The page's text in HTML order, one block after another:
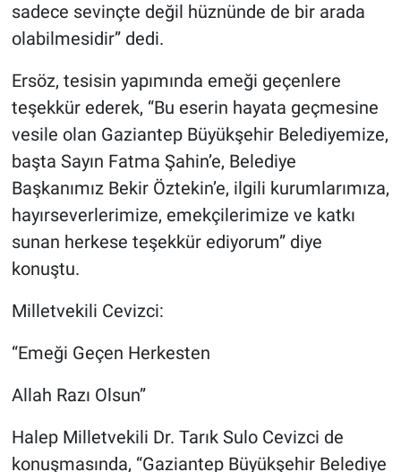
sadece sevinçte değil hüznünde de bir arada
olabilmesidir” dedi.
Ersöz, tesisin yapımında emeği geçenlere
teşekkür ederek, “Bu eserin hayata geçmesine
vesile olan Gaziantep Büyükşehir Belediyemize,
başta Sayın Fatma Şahin’e, Belediye
Başkanımız Bekir Öztekin’e, ilgili kurumlarımıza,
hayırseverlerimize, emekçilerimize ve katkı
sunan herkese teşekkür ediyorum” diye
konuştu.
Milletvekili Cevizci:
“Emeği Geçen Herkesten
Allah Razı Olsun”
Halep Milletvekili Dr. Tarık Sulo Cevizci de
konuşmasında, “Gaziantep Büyükşehir Belediye